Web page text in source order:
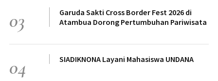
03
Garuda Sakti Cross Border Fest 2026 di
Atambua Dorong Pertumbuhan Pariwisata
04 SIADIKNONA Layani Mahasiswa UNDANA